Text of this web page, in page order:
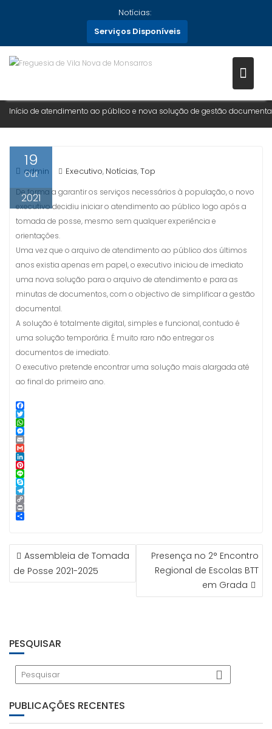
Notícias:
Serviços Disponíveis
INÍCIO DE ATENDIMENTO AO
PÚBLICO E NOVA SOLUÇÃO DE
GESTÃO DOCUMENTAL
Início de atendimento ao público e nova solução de gestão
19
Out
2021
admin Executivo, Notícias,Top
De forma a garantir os serviços necessários à população, o novo
executivo decidiu iniciar o atendimento ao público logo após a
tomada de posse, mesmo sem qualquer experiência e
orientações.
Uma vez que o arquivo de atendimento ao público dos últimos
anos existia apenas em papel, o executivo iniciou de imediato
uma nova solução para o arquivo de atendimento e para as
minutas de documentos, com o objectivo de simplificar a gestão
documental.
A solução é totalmente digital, simples e funcional, contudo é
uma solução temporária. É muito raro não entregar os
documentos de imediato.
O executivo pretende encontrar uma solução mais alargada até
ao final do primeiro ano.
F
a
c
e
b
o
o
k
T
w
i
t
t
e
r
W
h
a
t
s
A
p
p
M
e
s
s
e
n
g
e
r
E
m
a
i
l
G
m
a
i
l
L
i
n
k
e
d
I
P
i
n
t
e
r
L
i
n
e
S
k
y
p
T
e
l
m
C
o
n
k
P
e
NAVEGAÇÃO
DE
ARTIGOS
Assembleia de Tomada
de Posse 2021-2025
Presença no 2° Encontro
Regional de Escolas BTT
em Grada
PESQUISAR
PUBLICAÇÕES RECENTES